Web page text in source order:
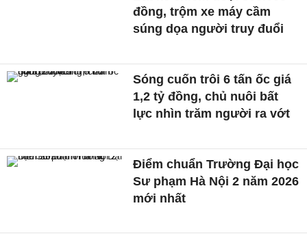
đồng, trộm xe máy cầm
súng dọa người truy đuổi
Sóng cuốn trôi 6 tấn ốc giá
1,2 tỷ đồng, chủ nuôi bất
lực nhìn trăm người ra vớt
Điểm chuẩn Trường Đại học
Sư phạm Hà Nội 2 năm 2026
mới nhất